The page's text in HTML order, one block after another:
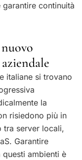
continuità
italiane si trovano
la
risiedono più in
tra server locali,
Garantire
ambienti è